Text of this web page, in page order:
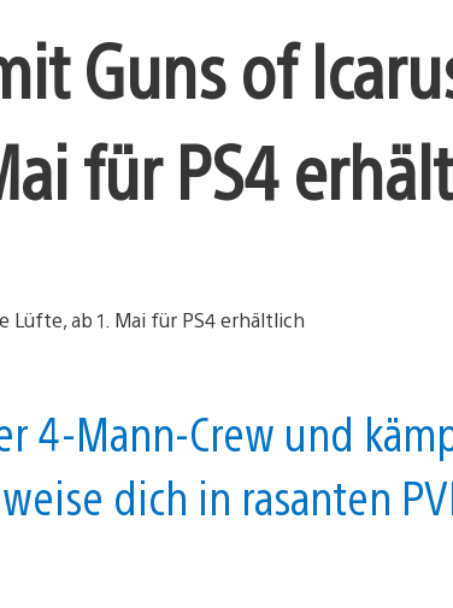
Guns of
für PS4
4-Mann-Crew und
dich in rasanten